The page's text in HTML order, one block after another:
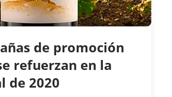
de promoción
refuerzan en la
de 2020